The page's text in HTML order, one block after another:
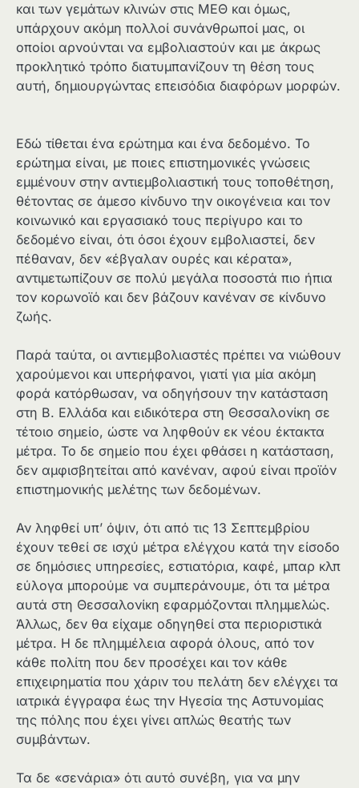
και των γεμάτων κλινών στις ΜΕΘ και όμως,
υπάρχουν ακόμη πολλοί συνάνθρωποί μας, οι
οποίοι αρνούνται να εμβολιαστούν και με άκρως
προκλητικό τρόπο διατυμπανίζουν τη θέση τους
αυτή, δημιουργώντας επεισόδια διαφόρων μορφών.
Εδώ τίθεται ένα ερώτημα και ένα δεδομένο. Το
ερώτημα είναι, με ποιες επιστημονικές γνώσεις
εμμένουν στην αντιεμβολιαστική τους τοποθέτηση,
θέτοντας σε άμεσο κίνδυνο την οικογένεια και τον
κοινωνικό και εργασιακό τους περίγυρο και το
δεδομένο είναι, ότι όσοι έχουν εμβολιαστεί, δεν
πέθαναν, δεν «έβγαλαν ουρές και κέρατα»,
αντιμετωπίζουν σε πολύ μεγάλα ποσοστά πιο ήπια
τον κορωνοϊό και δεν βάζουν κανέναν σε κίνδυνο
ζωής.
Παρά ταύτα, οι αντιεμβολιαστές πρέπει να νιώθουν
χαρούμενοι και υπερήφανοι, γιατί για μία ακόμη
φορά κατόρθωσαν, να οδηγήσουν την κατάσταση
στη Β. Ελλάδα και ειδικότερα στη Θεσσαλονίκη σε
τέτοιο σημείο, ώστε να ληφθούν εκ νέου έκτακτα
μέτρα. Το δε σημείο που έχει φθάσει η κατάσταση,
δεν αμφισβητείται από κανέναν, αφού είναι προϊόν
επιστημονικής μελέτης των δεδομένων.
Αν ληφθεί υπ’ όψιν, ότι από τις 13 Σεπτεμβρίου
έχουν τεθεί σε ισχύ μέτρα ελέγχου κατά την είσοδο
σε δημόσιες υπηρεσίες, εστιατόρια, καφέ, μπαρ κλπ
εύλογα μπορούμε να συμπεράνουμε, ότι τα μέτρα
αυτά στη Θεσσαλονίκη εφαρμόζονται πλημμελώς.
Άλλως, δεν θα είχαμε οδηγηθεί στα περιοριστικά
μέτρα. Η δε πλημμέλεια αφορά όλους, από τον
κάθε πολίτη που δεν προσέχει και τον κάθε
επιχειρηματία που χάριν του πελάτη δεν ελέγχει τα
ιατρικά έγγραφα έως την Ηγεσία της Αστυνομίας
της πόλης που έχει γίνει απλώς θεατής των
συμβάντων.
Τα δε «σενάρια» ότι αυτό συνέβη, για να μην